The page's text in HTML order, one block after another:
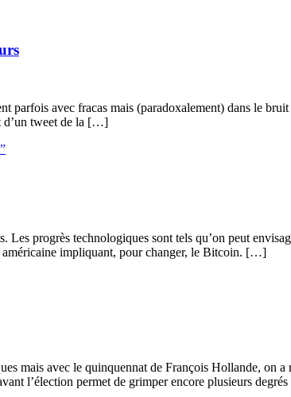
parfois avec fracas mais (paradoxalement) dans le
d’un tweet de la […]
Les progrès technologiques sont tels qu’on peut
américaine impliquant, pour changer, le Bitcoin. […]
mais avec le quinquennat de François Hollande, on
l’élection permet de grimper encore plusieurs